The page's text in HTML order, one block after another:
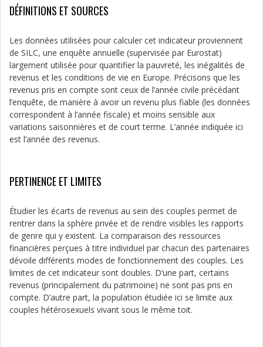
DÉFINITIONS ET SOURCES
Les données utilisées pour calculer cet indicateur proviennent
de SILC, une enquête annuelle (supervisée par Eurostat)
largement utilisée pour quantifier la pauvreté, les inégalités de
revenus et les conditions de vie en Europe. Précisons que les
revenus pris en compte sont ceux de l’année civile précédant
l’enquête, de manière à avoir un revenu plus fiable (les données
correspondent à l’année fiscale) et moins sensible aux
variations saisonnières et de court terme. L’année indiquée ici
est l’année des revenus.
PERTINENCE ET LIMITES
Étudier les écarts de revenus au sein des couples permet de
rentrer dans la sphère privée et de rendre visibles les rapports
de genre qui y existent. La comparaison des ressources
financières perçues à titre individuel par chacun des partenaires
dévoile différents modes de fonctionnement des couples. Les
limites de cet indicateur sont doubles. D’une part, certains
revenus (principalement du patrimoine) ne sont pas pris en
compte. D’autre part, la population étudiée ici se limite aux
couples hétérosexuels vivant sous le même toit.